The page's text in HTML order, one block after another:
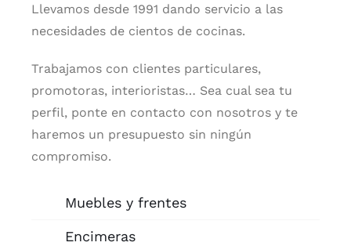
Contacto
Llevamos desde 1991 dando servicio a las
necesidades de cientos de cocinas.
Trabajamos con clientes particulares,
promotoras, interioristas… Sea cual sea tu
perfil, ponte en contacto con nosotros y te
haremos un presupuesto sin ningún
compromiso.
Muebles y frentes
Encimeras